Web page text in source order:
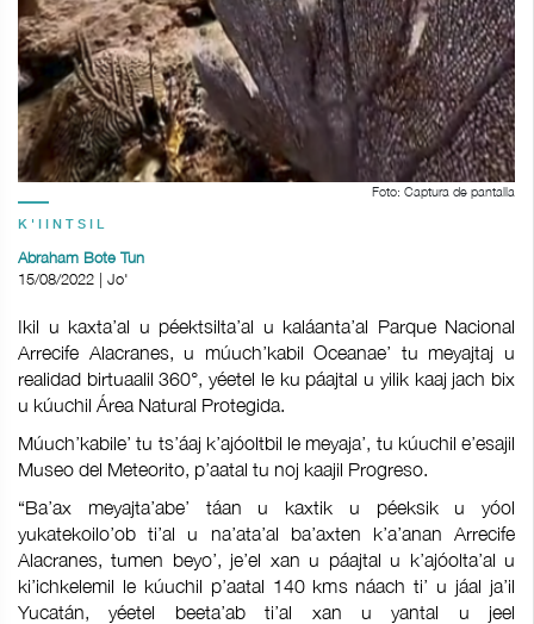
Foto: Captura de pantalla
K'IINTSIL
Abraham Bote Tun
15/08/2022 | Jo'
Ikil u kaxta’al u péektsilta’al u kaláanta’al Parque Nacional
Arrecife Alacranes, u múuch’kabil Oceanae’ tu meyajtaj u
realidad birtuaalil 360°, yéetel le ku páajtal u yilik kaaj jach bix
u kúuchil Área Natural Protegida.
Múuch’kabile’ tu ts’áaj k’ajóoltbil le meyaja’, tu kúuchil e’esajil
Museo del Meteorito, p’aatal tu noj kaajil Progreso.
“Ba’ax meyajta’abe’ táan u kaxtik u péeksik u yóol
yukatekoilo’ob ti’al u na’ata’al ba’axten k’a’anan Arrecife
Alacranes, tumen beyo’, je’el xan u páajtal u k’ajóolta’al u
ki’ichkelemil le kúuchil p’aatal 140 kms náach ti’ u jáal ja’il
Yucatán, yéetel beeta’ab ti’al xan u yantal u jeel